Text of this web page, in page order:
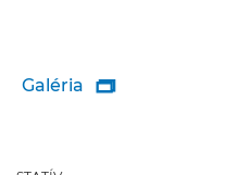
Galéria 